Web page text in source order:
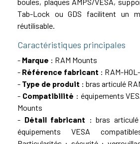
Tab-Lock ou GDS facilitent un
réutilisable.
Caractéristiques principales
- Marque : RAM Mounts
- Référence fabricant : RAM-
- Type de produit : bras articulé
- Compatibilité : équipements
Mounts
- Détail fabricant : bras
équipements VESA